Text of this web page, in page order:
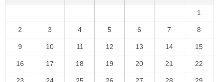
1
2 3 4 5 6 7 8
9 10 11 12 13 14 15
16 17 18 19 20 21 22